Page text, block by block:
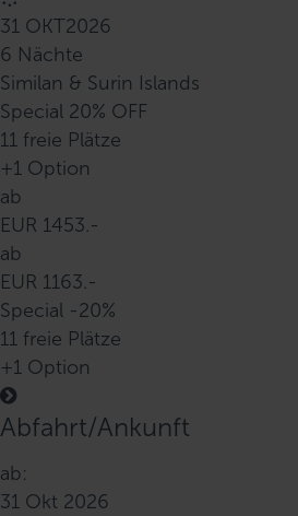
31 OKT2026
6 Nächte
Similan & Surin Islands
Special 20% OFF
11 freie Plätze
+1 Option
ab
EUR 1453.-
ab
EUR 1163.-
Special -20%
11 freie Plätze
+1 Option
Abfahrt/Ankunft
ab:
31 Okt 2026